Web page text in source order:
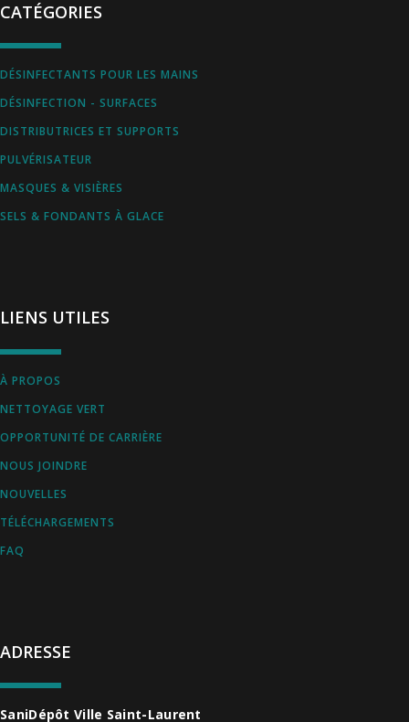
ADRESSE
SaniDépôt Ville Saint-Laurent
CATÉGORIES
DÉSINFECTANTS POUR LES MAINS
DÉSINFECTION - SURFACES
DISTRIBUTRICES ET SUPPORTS
PULVÉRISATEUR
MASQUES & VISIÈRES
SELS & FONDANTS À GLACE
LIENS UTILES
À PROPOS
NETTOYAGE VERT
OPPORTUNITÉ DE CARRIÈRE
NOUS JOINDRE
NOUVELLES
TÉLÉCHARGEMENTS
FAQ